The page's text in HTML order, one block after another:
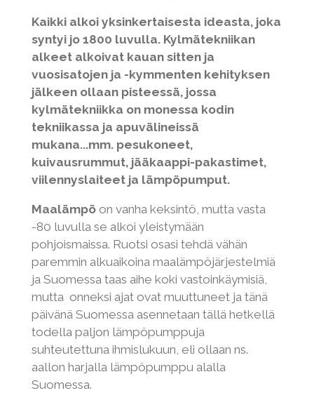
Kaikki alkoi yksinkertaisesta ideasta, joka
syntyi jo 1800 luvulla. Kylmätekniikan
alkeet alkoivat kauan sitten ja
vuosisatojen ja -kymmenten kehityksen
jälkeen ollaan pisteessä, jossa
kylmätekniikka on monessa kodin
tekniikassa ja apuvälineissä
mukana...mm. pesukoneet,
kuivausrummut, jääkaappi-pakastimet,
viilennyslaiteet ja lämpöpumput.
Maalämpöon vanha keksintö, mutta vasta
-80 luvulla se alkoi yleistymään
pohjoismaissa. Ruotsi osasi tehdä vähän
paremmin alkuaikoina maalämpöjärjestelmiä
ja Suomessa taas aihe koki vastoinkäymisiä,
mutta onneksi ajat ovat muuttuneet ja tänä
päivänä Suomessa asennetaan tällä hetkellä
todella paljon lämpöpumppuja
suhteutettuna ihmislukuun, eli ollaan ns.
aallon harjalla lämpöpumppu alalla
Suomessa.